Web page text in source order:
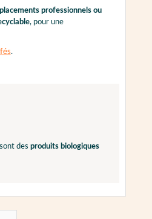
professionnels ou
, pour une
.
sont des produits biologiques